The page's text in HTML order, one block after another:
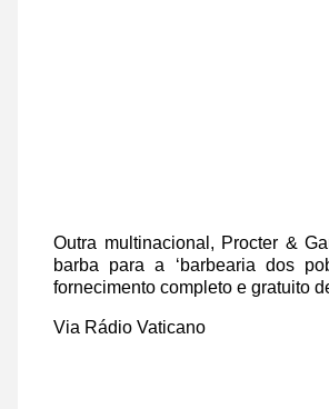
Outra multinacional, Procter &
barba para a ‘barbearia dos
fornecimento completo e gratuito
Via Rádio Vaticano